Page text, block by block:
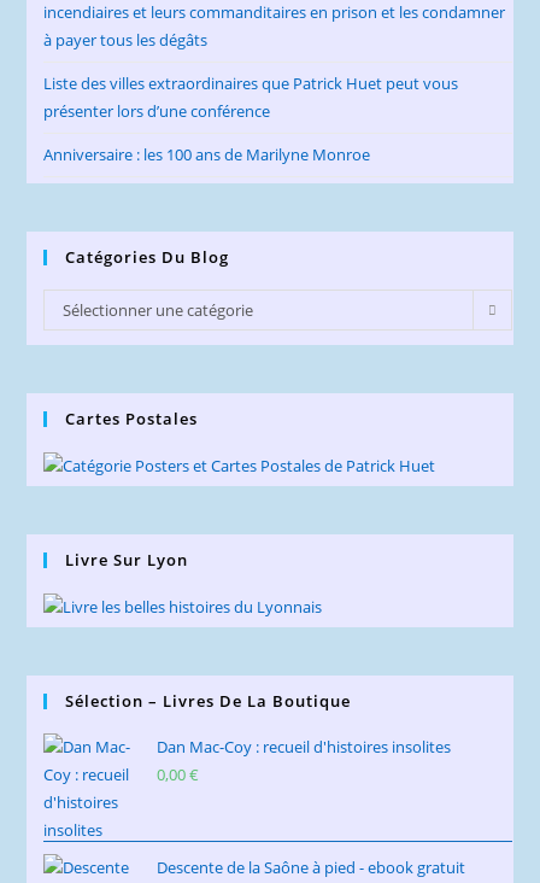
incendiaires et leurs commanditaires en prison et les condamner
à payer tous les dégâts
Liste des villes extraordinaires que Patrick Huet peut vous
présenter lors d’une conférence
Anniversaire : les 100 ans de Marilyne Monroe
Catégories Du Blog
Catégories
du
Sélectionner une catégorie
Cartes Postales
Livre Sur Lyon
Sélection – Livres De La Boutique
Dan Mac-Coy : recueil d'histoires insolites
0,00€
Descente de la Saône à pied - ebook gratuit